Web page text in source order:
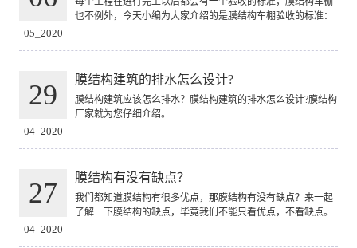
05_2020
也不例外，今天小编为大家介绍的是膜结构车棚验收的标准：
29
04_2020
膜结构建筑的排水怎么设计?
膜结构建筑应该怎么排水？膜结构建筑的排水怎么设计?膜结构
厂家就为您仔细介绍。
27
04_2020
膜结构有没有缺点？
我们都知道膜结构有很多优点，那膜结构有没有缺点？来一起
了解一下膜结构的缺点，毕竟我们不能只看优点，不看缺点。